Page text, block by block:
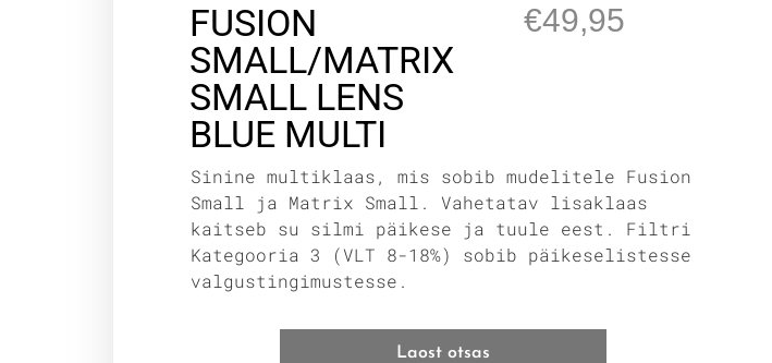
FUSION
SMALL/MATRIX
SMALL LENS
BLUE MULTI
€49,95
Sinine multiklaas, mis sobib mudelitele Fusion
Small ja Matrix Small. Vahetatav lisaklaas
kaitseb su silmi päikese ja tuule eest. Filtri
Kategooria 3 (VLT 8-18%) sobib päikeselistesse
valgustingimustesse.
Laost otsas